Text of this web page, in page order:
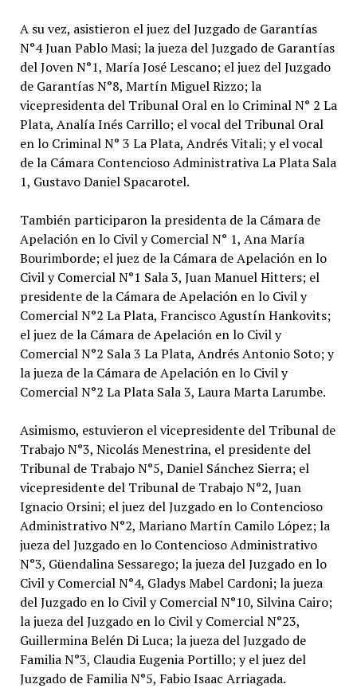
A su vez, asistieron el juez del Juzgado de Garantías
N°4 Juan Pablo Masi; la jueza del Juzgado de Garantías
del Joven N°1, María José Lescano; el juez del Juzgado
de Garantías N°8, Martín Miguel Rizzo; la
vicepresidenta del Tribunal Oral en lo Criminal N° 2 La
Plata, Analía Inés Carrillo; el vocal del Tribunal Oral
en lo Criminal N° 3 La Plata, Andrés Vitali; y el vocal
de la Cámara Contencioso Administrativa La Plata Sala
1, Gustavo Daniel Spacarotel.
También participaron la presidenta de la Cámara de
Apelación en lo Civil y Comercial N° 1, Ana María
Bourimborde; el juez de la Cámara de Apelación en lo
Civil y Comercial N°1 Sala 3, Juan Manuel Hitters; el
presidente de la Cámara de Apelación en lo Civil y
Comercial N°2 La Plata, Francisco Agustín Hankovits;
el juez de la Cámara de Apelación en lo Civil y
Comercial N°2 Sala 3 La Plata, Andrés Antonio Soto; y
la jueza de la Cámara de Apelación en lo Civil y
Comercial N°2 La Plata Sala 3, Laura Marta Larumbe.
Asimismo, estuvieron el vicepresidente del Tribunal de
Trabajo N°3, Nicolás Menestrina, el presidente del
Tribunal de Trabajo N°5, Daniel Sánchez Sierra; el
vicepresidente del Tribunal de Trabajo N°2, Juan
Ignacio Orsini; el juez del Juzgado en lo Contencioso
Administrativo N°2, Mariano Martín Camilo López; la
jueza del Juzgado en lo Contencioso Administrativo
N°3, Güendalina Sessarego; la jueza del Juzgado en lo
Civil y Comercial N°4, Gladys Mabel Cardoni; la jueza
del Juzgado en lo Civil y Comercial N°10, Silvina Cairo;
la jueza del Juzgado en lo Civil y Comercial N°23,
Guillermina Belén Di Luca; la jueza del Juzgado de
Familia N°3, Claudia Eugenia Portillo; y el juez del
Juzgado de Familia N°5, Fabio Isaac Arriagada.